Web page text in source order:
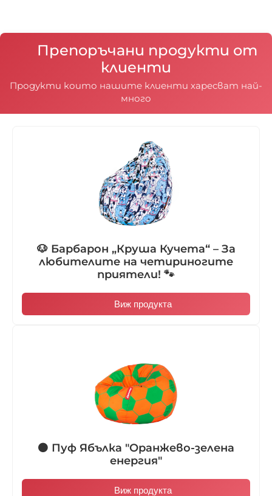
Препоръчани продукти от
клиенти
Продукти които нашите клиенти харесват най-
много
🐶 Барбарон „Круша Кучета“ – За
любителите на четириногите
приятели! 🐾
Виж продукта
🟠 Пуф Ябълка "Оранжево-зелена
енергия"
Виж продукта